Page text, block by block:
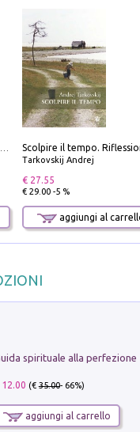
Tarkovskij Andrej
€ 27.55
€ 29.00 -5 %
aggiungi al
spirituale alla perfezione
12.00 (€35.00- 66%)
aggiungi al carrello